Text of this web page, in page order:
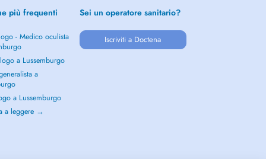
più frequenti
- Medico oculista
a Lussemburgo
a
a Lussemburgo
a leggere →
Sei un operatore sanitario?
Iscriviti a Doctena